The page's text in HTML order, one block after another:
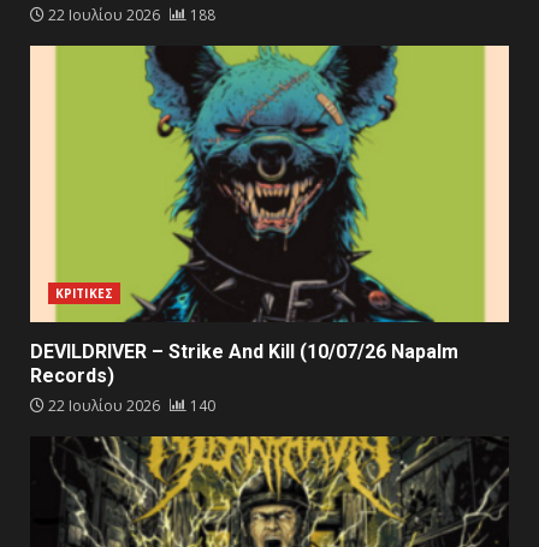
22 Ιουλίου 2026 188
ΚΡΙΤΙΚΕΣ
DEVILDRIVER – Strike And Kill (10/07/26 Napalm
Records)
22 Ιουλίου 2026 140